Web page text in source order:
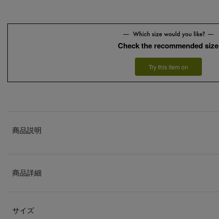
Check the recommended size
Try this item on
商品説明
商品詳細
サイズ